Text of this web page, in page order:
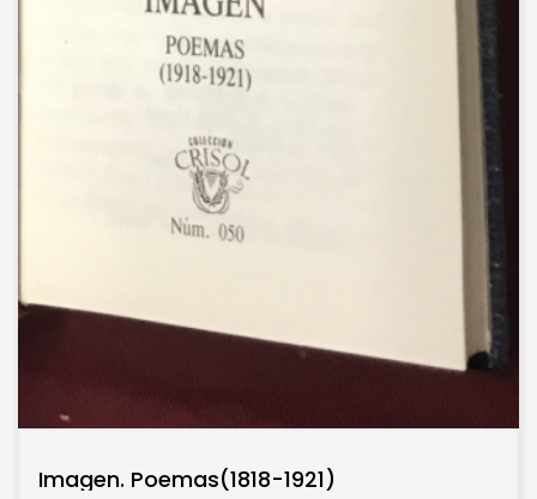
Imagen. Poemas(1818-1921)